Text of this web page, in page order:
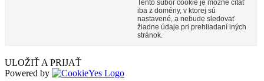
Tento súbor cookie je možné čítať
iba z domény, v ktorej sú
nastavené, a nebude sledovať
žiadne údaje pri prehliadaní iných
stránok.
ULOŽIŤ A PRIJAŤ
Powered by